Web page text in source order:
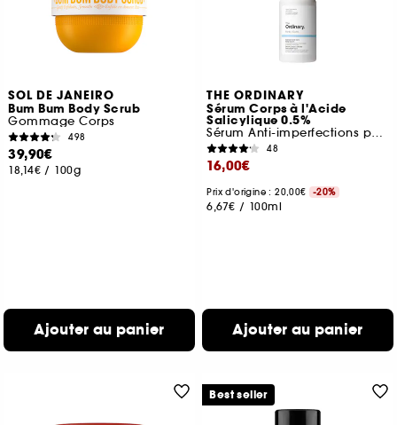
SOL DE JANEIRO
Bum Bum Body Scrub
Gommage Corps
498
39,90€
18,14€ / 100g
Ajouter au panier
THE ORDINARY
Sérum Corps à l'Acide
Salicylique 0.5%
Sérum Anti-imperfections pour le corps
48
16,00€
Prix d'origine : 20,00€ -20%
6,67€ / 100ml
Ajouter au panier
Best seller